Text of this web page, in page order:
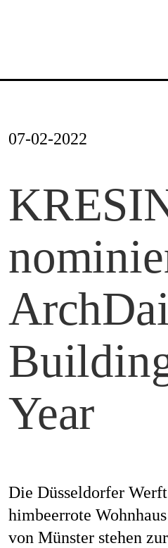
Profil
Projekte
Awards
Soziales
07-02-2022
Year
Die Düsseldorfer
himbeerrote
von Münster stehen